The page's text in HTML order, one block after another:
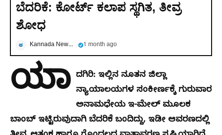
ಬೆದರಿಕೆ: ಕೋರ್ಟ್ ಕಲಾಪ ಸ್ಥಗಿತ, ತೀವ್ರ
ಶೋಧ
Kannada News Now 1 month ago
ಯಾ ದಗಿರಿ: ಇಲ್ಲಿನ ನೂತನ ಜಿಲ್ಲಾ
ನ್ಯಾಯಾಲಯಗಳ ಸಂಕೀರ್ಣಕ್ಕೆ ಗುರುವಾರ
ಅನಾಮಧೇಯ ಇ-ಮೇಲ್ ಮೂಲಕ
ಬಾಂಬ್ ಇಟ್ಟಿರುವುದಾಗಿ ಬೆದರಿಕೆ ಬಂದಿದ್ದು, ಇಡೀ ಆವರಣದಲ್ಲಿ